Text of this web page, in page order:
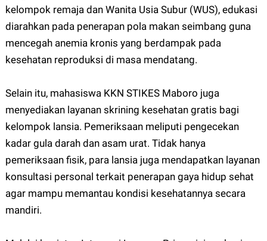
kelompok remaja dan Wanita Usia Subur (WUS), edukasi
diarahkan pada penerapan pola makan seimbang guna
mencegah anemia kronis yang berdampak pada
kesehatan reproduksi di masa mendatang.
Selain itu, mahasiswa KKN STIKES Maboro juga
menyediakan layanan skrining kesehatan gratis bagi
kelompok lansia. Pemeriksaan meliputi pengecekan
kadar gula darah dan asam urat. Tidak hanya
pemeriksaan fisik, para lansia juga mendapatkan layanan
konsultasi personal terkait penerapan gaya hidup sehat
agar mampu memantau kondisi kesehatannya secara
mandiri.